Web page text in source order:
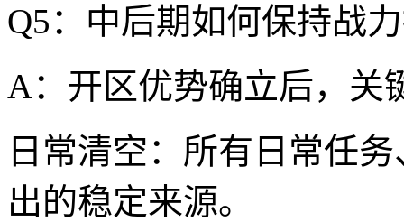
Q5：中后期如何保持战
A：开区优势确立后，关
日常清空：所有日常任
出的稳定来源。